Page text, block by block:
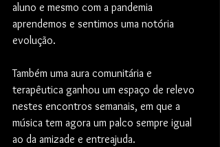
aluno e mesmo com a pandemia
aprendemos e sentimos uma notória
evolução.
Também uma aura comunitária e
terapêutica ganhou um espaço de relevo
nestes encontros semanais, em que a
música tem agora um palco sempre igual
ao da amizade e entreajuda.